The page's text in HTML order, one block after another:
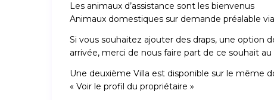
Les animaux d’assistance sont les bienvenus
Animaux domestiques sur demande préalable
Si vous souhaitez ajouter des draps, une option
arrivée, merci de nous faire part de ce souhait au
Une deuxième Villa est disponible sur le même
« Voir le profil du propriétaire »